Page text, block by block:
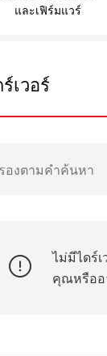
และเฟิร์มแวร์
เวอร์
ไม่มีไดร์
คุณหรืออ